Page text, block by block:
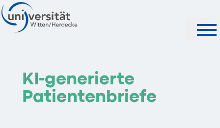
KI-generierte
Patientenbriefe